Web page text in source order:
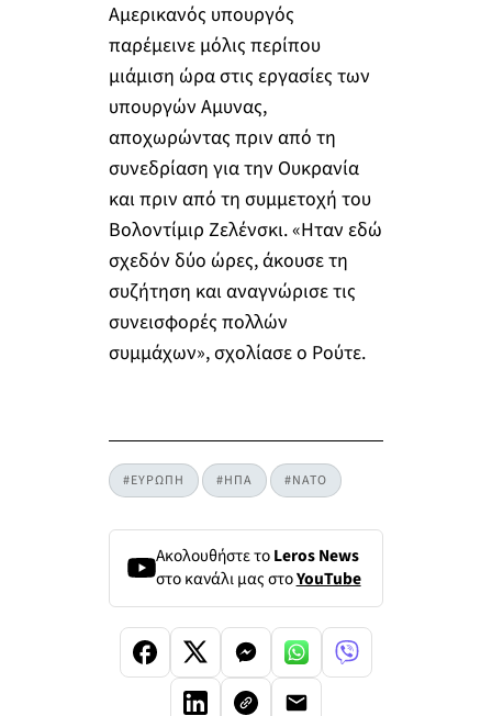
Αμερικανός υπουργός
παρέμεινε μόλις περίπου
μιάμιση ώρα στις εργασίες των
υπουργών Αμυνας,
αποχωρώντας πριν από τη
συνεδρίαση για την Ουκρανία
και πριν από τη συμμετοχή του
Βολοντίμιρ Ζελένσκι. «Ηταν εδώ
σχεδόν δύο ώρες, άκουσε τη
συζήτηση και αναγνώρισε τις
συνεισφορές πολλών
συμμάχων», σχολίασε ο Ρούτε.
#ΕΥΡΩΠΗ #ΗΠΑ #ΝΑΤΟ
Ακολουθήστε τοLeros News
στο κανάλι μας στοYouTube